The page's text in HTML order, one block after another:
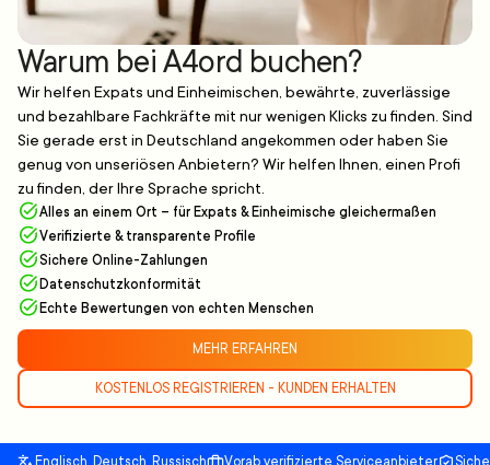
Warum bei A4ord buchen?
Wir helfen Expats und Einheimischen, bewährte, zuverlässige
und bezahlbare Fachkräfte mit nur wenigen Klicks zu finden. Sind
Sie gerade erst in Deutschland angekommen oder haben Sie
genug von unseriösen Anbietern? Wir helfen Ihnen, einen Profi
zu finden, der Ihre Sprache spricht.
Alles an einem Ort – für Expats & Einheimische gleichermaßen
Verifizierte & transparente Profile
Sichere Online-Zahlungen
Datenschutzkonformität
Echte Bewertungen von echten Menschen
MEHR ERFAHREN
KOSTENLOS REGISTRIEREN - KUNDEN ERHALTEN
Englisch, Deutsch, Russisch Vorab verifizierte Serviceanbieter